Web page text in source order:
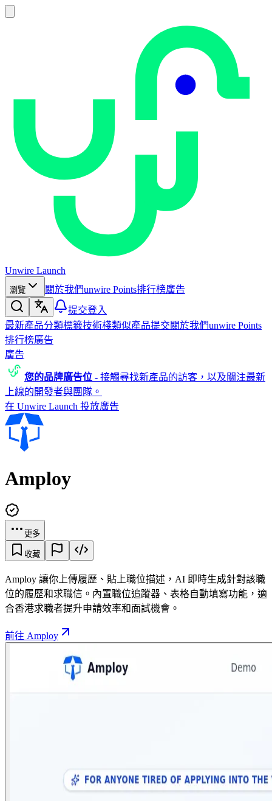
Unwire Launch
瀏覽 關於我們unwire Points排行榜廣告
提交登入
最新產品分類標籤技術棧類似產品提交關於我們unwire Points
排行榜廣告
廣告
您的品牌廣告位 - 接觸尋找新產品的訪客，以及關注最新
上線的開發者與團隊。
在 Unwire Launch 投放廣告
Amploy
更多
收藏
Amploy 讓你上傳履歷、貼上職位描述，AI 即時生成針對該職
位的履歷和求職信。內置職位追蹤器、表格自動填寫功能，適
合香港求職者提升申請效率和面試機會。
前往 Amploy